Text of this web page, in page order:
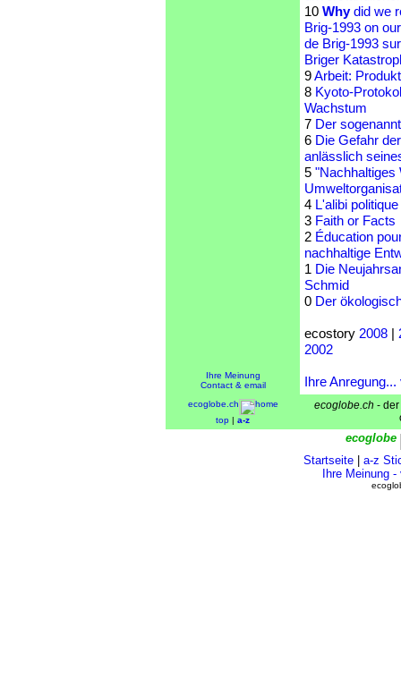
10 Whydid we
Brig-1993 on
de Brig-1993
Briger
9Arbeit:
8 Kyoto-
Wachstum
7 Der
6 Die Gefahr
anlässlich
5 "Nachhaltiges
4 L'alibi
3 Faith or Facts
2 Éducation
nachhaltige
1 Die
Schmid
0 Der
ecostory 2008 |
2002
Ihre
Ihre Meinung
Contact & email
ecoglobe.ch
home
top | a-z
ecoglobe.ch -
ecoglobe
Startseite
a-z
Ihre Meinung